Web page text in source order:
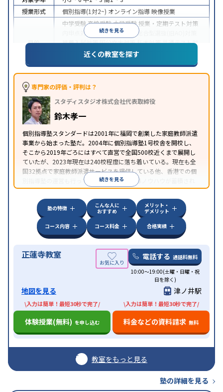
続きを見る
授業形式
個別指導(1対2~) オンライン指導映像授業
目的
中学受験高校受験大学受験 授業・定期テスト対策
内申点対策
学習習慣の定着
総合型選抜(旧AO)対策
推薦入試対策国公立大対策私大対策共通テスト対
英検(英語検定)対策漢検(漢字検定)対策
特徴
中高一貫校生に対応授業の振替可能不登校生に対
応
学習にPC・タブレットを利用
科目から受講可能
り
近くの教室を探す
専門家の評価・評判は？
スタディスタジオ株式会社代表取締役
鈴木孝一
個別指導塾スタンダードは2001年に福岡で創業した家庭教師派遣
事業から始まった塾だ。2004年に個別指導塾1号校舎を開校し、
そこから2019年ごろにはすべて直営で全国500校近くまで展開し
ていたが、2023年現在は240校程度に落ち着いている。現在も全
国32拠点で家庭教師派遣サービスを提供している他、香港での個
別指導塾の運営も行っており、汎用的な指導ノウハウが蓄積され
ていることが伺える。
続きを見る
塾の特徴
こんな人に
おすすめ
メリット・
デメリット
コース内容
コース料金 合格実績
正蓮寺教室 電話する 通話料無料
10:00～19:00(土曜・日曜・祝
日を除く)
地図を見る 津ノ井駅
\入力は簡単！最短30秒で完了/
体験授業(無料) を申し込む
\入力は簡単！最短30秒で完了/
料金などの資料請求 無料
教室をもっと見る
塾の詳細を見る